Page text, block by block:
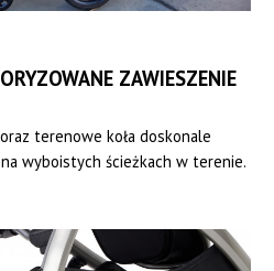
ZAWIESZENIE
terenowe koła doskonale
wyboistych ścieżkach w terenie.